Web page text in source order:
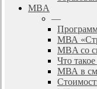
MBA
—
МВА
MBA со
Что
МВА в